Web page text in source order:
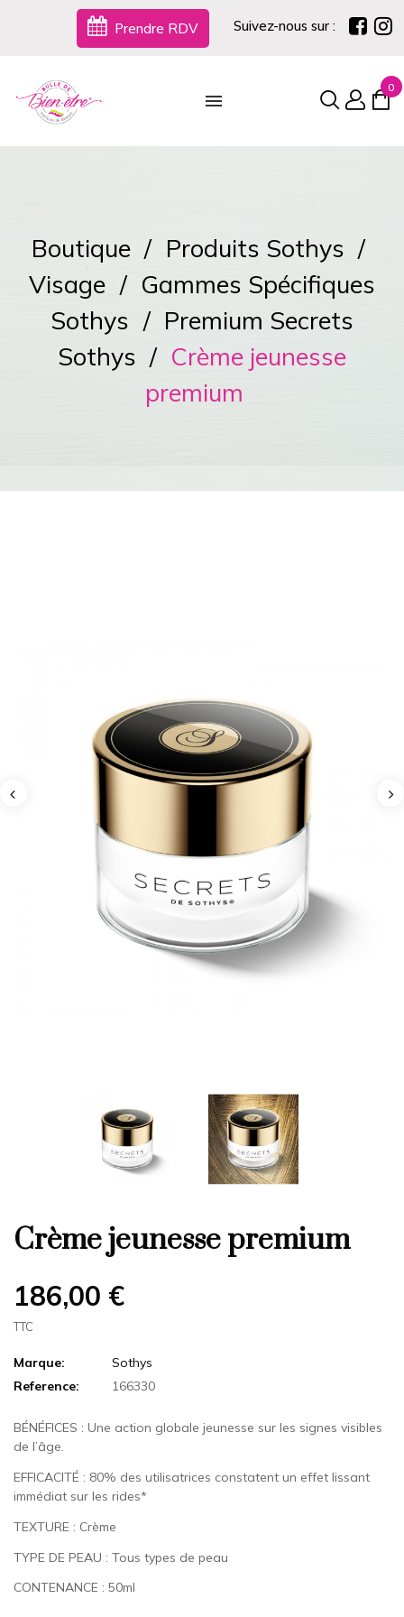
Prendre RDV Suivez-nous sur :
0
Boutique
Produits Sothys
Visage
Gammes Spécifiques
Sothys
Premium Secrets
Sothys
Crème jeunesse
premium
Crème jeunesse premium
186,00 €
TTC
Marque:
Sothys
Reference:
166330
BÉNÉFICES : Une action globale jeunesse sur les signes visibles
de l’âge.
EFFICACITÉ : 80% des utilisatrices constatent un effet lissant
immédiat sur les rides*
TEXTURE : Crème
TYPE DE PEAU : Tous types de peau
CONTENANCE : 50ml